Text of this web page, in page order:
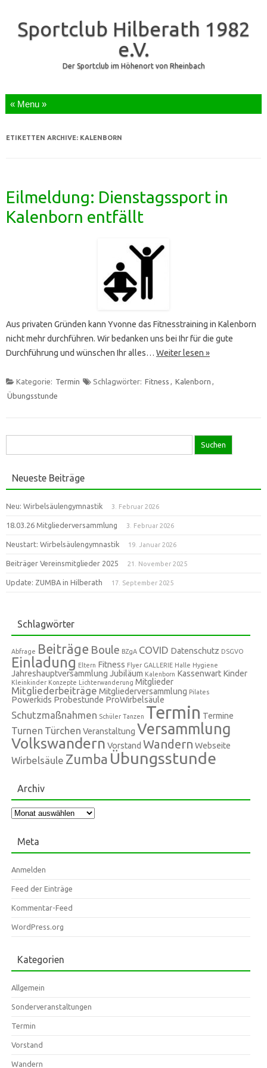
Sportclub Hilberath 1982
e.V.
Der Sportclub im Höhenort von Rheinbach
Zum Inhalt springen
ETIKETTEN ARCHIVE: KALENBORN
Eilmeldung: Dienstagssport in
Kalenborn entfällt
Aus privaten Gründen kann Yvonne das Fitnesstraining in Kalenborn
nicht mehr durchführen. Wir bedanken uns bei Ihr für die gute
Durchführung und wünschen Ihr alles… Weiter lesen »
Kategorie: Termin Schlagwörter: Fitness , Kalenborn ,
Übungsstunde
nach:
Neueste Beiträge
Neu: Wirbelsäulengymnastik 3. Februar 2026
18.03.26 Mitgliederversammlung 3. Februar 2026
Neustart: Wirbelsäulengymnastik 19. Januar 2026
Beiträger Vereinsmitglieder 2025 21. November 2025
Update: ZUMBA in Hilberath 17. September 2025
Schlagwörter
Abfrage Beiträge Boule BZgA COVID Datenschutz DSGVO
Einladung Eltern Fitness Flyer GALLERIE Halle Hygiene
Jahreshauptversammlung Jubiläum Kalenborn Kassenwart Kinder
Kleinkinder Konzepte Lichterwanderung Mitglieder
Mitgliederbeiträge Mitgliederversammlung Pilates
Powerkids Probestunde ProWirbelsäule
Schutzmaßnahmen Schüler Tanzen Termin Termine
Turnen Türchen Veranstaltung Versammlung
Volkswandern Vorstand Wandern Webseite
Wirbelsäule Zumba Übungsstunde
Archiv
Archiv
Meta
Anmelden
Feed der Einträge
Kommentar-Feed
WordPress.org
Kategorien
Allgemein
Sonderveranstaltungen
Termin
Vorstand
Wandern